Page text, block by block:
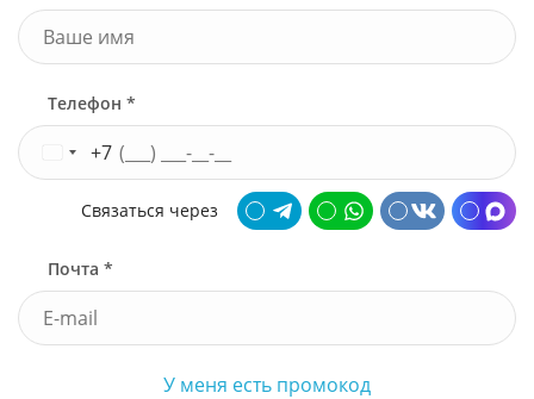
Телефон *
+7
Связаться через
Почта *
У меня есть промокод